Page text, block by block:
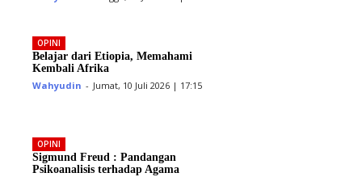
OPINI
Belajar dari Etiopia, Memahami
Kembali Afrika
Wahyudin - Jumat, 10 Juli 2026 | 17:15
OPINI
Sigmund Freud : Pandangan
Psikoanalisis terhadap Agama